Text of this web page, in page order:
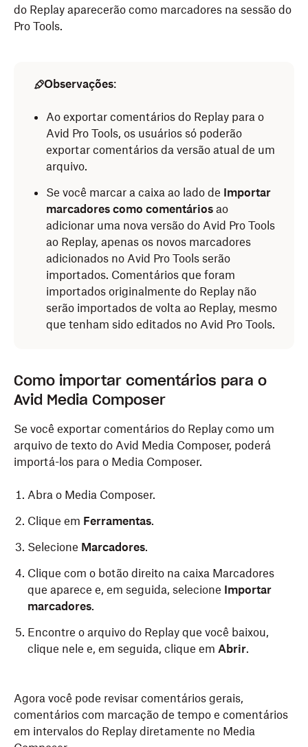
do Replay aparecerão como marcadores na sessão do
Pro Tools.
Observações:
Ao exportar comentários do Replay para o
Avid Pro Tools, os usuários só poderão
exportar comentários da versão atual de um
arquivo.
Se você marcar a caixa ao lado de Importar
marcadores como comentários ao
adicionar uma nova versão do Avid Pro Tools
ao Replay, apenas os novos marcadores
adicionados no Avid Pro Tools serão
importados. Comentários que foram
importados originalmente do Replay não
serão importados de volta ao Replay, mesmo
que tenham sido editados no Avid Pro Tools.
Como importar comentários para o
Avid Media Composer
Se você exportar comentários do Replay como um
arquivo de texto do Avid Media Composer, poderá
importá-los para o Media Composer.
Abra o Media Composer.
Clique em Ferramentas.
Selecione Marcadores.
Clique com o botão direito na caixa Marcadores
que aparece e, em seguida, selecione Importar
marcadores.
Encontre o arquivo do Replay que você baixou,
clique nele e, em seguida, clique em Abrir.
Agora você pode revisar comentários gerais,
comentários com marcação de tempo e comentários
em intervalos do Replay diretamente no Media